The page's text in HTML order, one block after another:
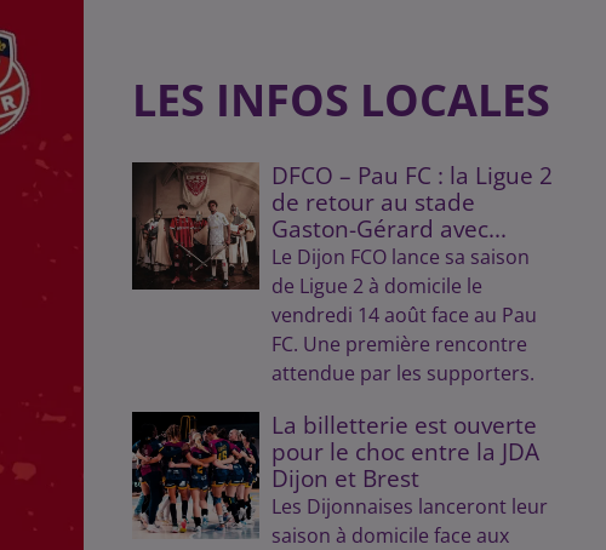
LES INFOS LOCALES
DFCO – Pau FC : la Ligue 2
de retour au stade
Gaston-Gérard avec...
Le Dijon FCO lance sa saison
de Ligue 2 à domicile le
vendredi 14 août face au Pau
FC. Une première rencontre
attendue par les supporters.
La billetterie est ouverte
pour le choc entre la JDA
Dijon et Brest
Les Dijonnaises lanceront leur
saison à domicile face aux